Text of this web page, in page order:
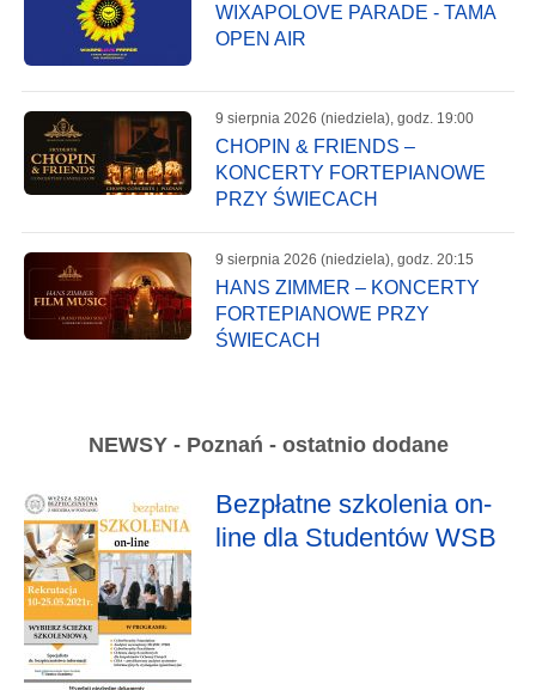
WIXAPOLOVE PARADE - TAMA
OPEN AIR
9 sierpnia 2026 (niedziela), godz. 19:00
CHOPIN & FRIENDS –
KONCERTY FORTEPIANOWE
PRZY ŚWIECACH
9 sierpnia 2026 (niedziela), godz. 20:15
HANS ZIMMER – KONCERTY
FORTEPIANOWE PRZY
ŚWIECACH
NEWSY - Poznań - ostatnio dodane
Bezpłatne szkolenia on-
line dla Studentów WSB